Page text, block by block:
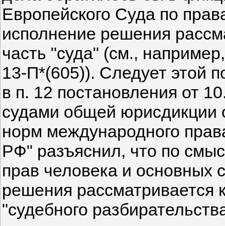
Европейского Суда по
исполнение решения
часть "суда" (см.,
13-П*(605)). Следует этой
в п. 12 постановления от
судами общей юрисдикции
норм международного
РФ" разъяснил, что по
прав человека и основных
решения рассматривается
"судебного